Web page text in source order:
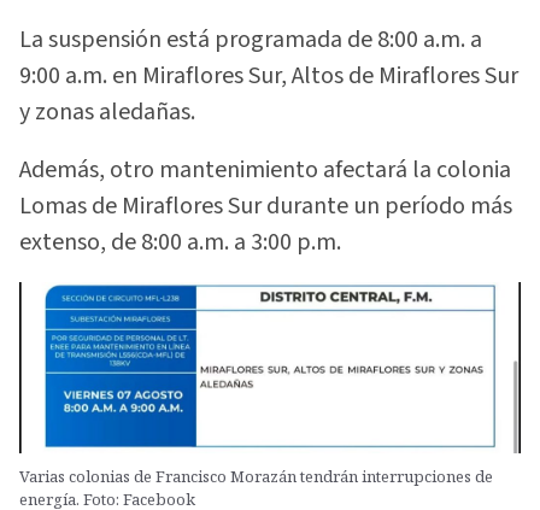
La suspensión está programada de 8:00 a.m. a
9:00 a.m. en Miraflores Sur, Altos de Miraflores Sur
y zonas aledañas.
Además, otro mantenimiento afectará la colonia
Lomas de Miraflores Sur durante un período más
extenso, de 8:00 a.m. a 3:00 p.m.
Varias colonias de Francisco Morazán tendrán interrupciones de
energía. Foto: Facebook